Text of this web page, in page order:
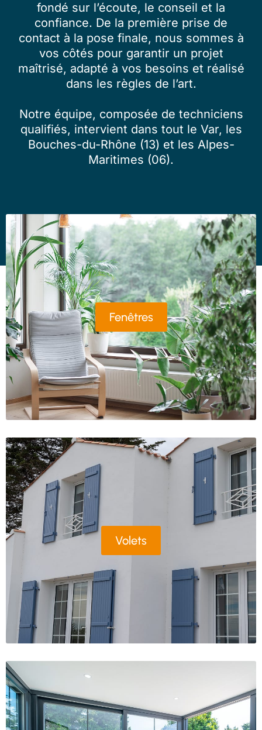
fondé sur l’écoute, le conseil et la
confiance. De la première prise de
contact à la pose finale, nous sommes à
vos côtés pour garantir un projet
maîtrisé, adapté à vos besoins et réalisé
dans les règles de l’art.
Notre équipe, composée de techniciens
qualifiés, intervient dans tout le Var, les
Bouches-du-Rhône (13) et les Alpes-
Maritimes (06).
Fenêtres
Volets